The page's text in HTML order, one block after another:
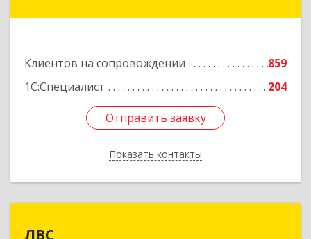
Клиентов на сопровождении
859
1С:Специалист
204
Отправить заявку
Показать контакты
Подробнее
Отправить заявку
Назад
ЛВС